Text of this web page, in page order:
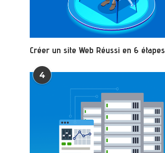
Créer un site Web Réussi en 6 étapes
4